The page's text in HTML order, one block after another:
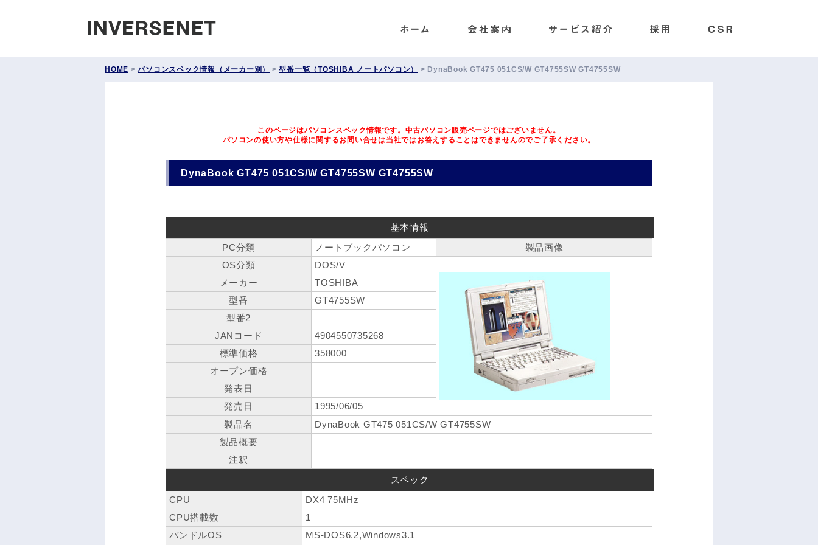
HOME >パソコンスペック情報（メーカー別） >型番一覧（TOSHIBA ノートパソコン） > DynaBook GT475 051CS/W GT4755SW GT4755SW
このページはパソコンスペック情報です。中古パソコン販売ページではございません。
パソコンの使い方や仕様に関するお問い合せは当社ではお答えすることはできませんのでご了承ください。
DynaBook GT475 051CS/W GT4755SW GT4755SW
基本情報
PC分類
ノートブックパソコン
製品画像
OS分類
DOS/V
メーカー
TOSHIBA
型番
GT4755SW
型番2
JANコード
4904550735268
標準価格
358000
オープン価格
発表日
発売日
1995/06/05
製品名
DynaBook GT475 051CS/W GT4755SW
製品概要
注釈
スペック
CPU
DX4 75MHz
CPU搭載数
1
バンドルOS
MS-DOS6.2,Windows3.1